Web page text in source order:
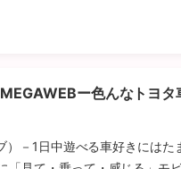
MEGAWEBー色んなトヨ
）－1日中遊べる車好きには